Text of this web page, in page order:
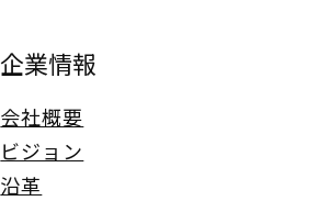
企業情報
会社概要
ビジョン
沿革